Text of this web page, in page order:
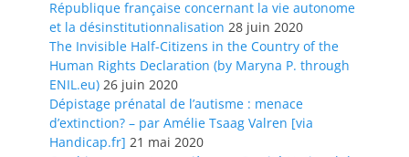
République française concernant la vie autonome
et la désinstitutionnalisation 28 juin 2020
The Invisible Half-Citizens in the Country of the
Human Rights Declaration (by Maryna P. through
ENIL.eu) 26 juin 2020
Dépistage prénatal de l’autisme : menace
d’extinction? – par Amélie Tsaag Valren [via
Handicap.fr] 21 mai 2020